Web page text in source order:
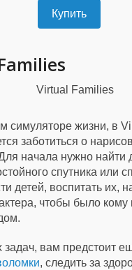
Купить
симуляторе жизни, в
заботиться о
начала нужно найти
спутника или
детей, воспитать их,
чтобы было кому
задач, вам предстоит
, следить за